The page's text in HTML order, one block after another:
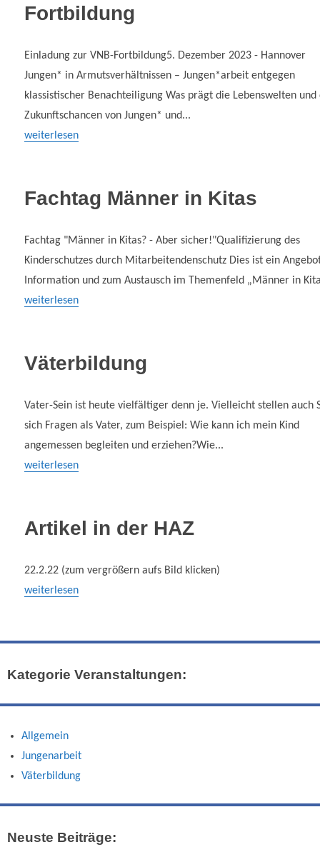
Fortbildung
Einladung zur VNB-Fortbildung5. Dezember 2023 - Hannover
Jungen* in Armutsverhältnissen – Jungen*arbeit entgegen
klassistischer Benachteiligung Was prägt die Lebenswelten und
Zukunftschancen von Jungen* und...
weiterlesen
Fachtag Männer in Kitas
Fachtag "Männer in Kitas? - Aber sicher!"Qualifizierung des
Kinderschutzes durch Mitarbeitendenschutz Dies ist ein
Information und zum Austausch im Themenfeld „Männer in
weiterlesen
Väterbildung
Vater-Sein ist heute vielfältiger denn je. Vielleicht stellen auch
sich Fragen als Vater, zum Beispiel: Wie kann ich mein Kind
angemessen begleiten und erziehen?Wie...
weiterlesen
Artikel in der HAZ
22.2.22 (zum vergrößern aufs Bild klicken)
weiterlesen
Kategorie Veranstaltungen:
Allgemein
Jungenarbeit
Väterbildung
Neuste Beiträge: